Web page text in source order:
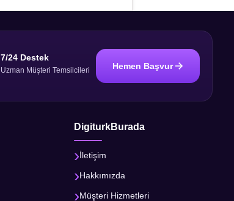
7/24 Destek
Uzman Müşteri Temsilcileri Hemen Başvur
DigiturkBurada
İletişim
Hakkımızda
Müşteri Hizmetleri